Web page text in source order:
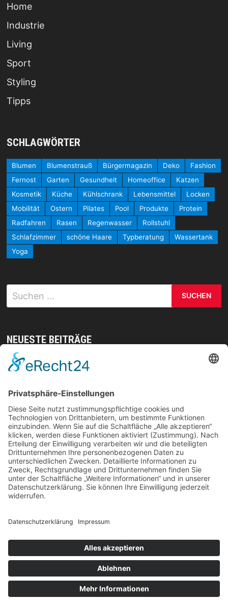
Home
Industrie
Living
Sport
Styling
Tipps
SCHLAGWÖRTER
Blumen Blumenstrauß Bürgermagazin Deko
Fashion
Fernost
Garten Gesundheit Homeoffice
Katzen
Kosmetik
Küche Kühlschrank Lebensmittel
Locken
Mobilität
Ostern Pilates Pool Produkte
Protein
Radfahren
Rasen Regenwasser
Rollstuhl
Schlafzimmer
schöne Haare Typberatung
Wassertank
Yoga
Suchen
nach:
NEUESTE BEITRÄGE
Mit gezielten Übungen zur Sicherheit in allen
Sprachaufgaben mühelos
Vom Kern zur Ernte: So legst du den Grundstein
für deinen Erfolg im Homegrow
Effiziente Wassernutzung im Brandschutz: Was
Lagerstrategien wirklich verändern können
Trennungen ohne Fallstricke: So schützen Sie Ihr
Vermögen und Ihre Rechte im Familienalltag
langlebig, platzsparend und frei von
Schadstoffen
Copyright © 2026Living Lossless. Mit Stolz